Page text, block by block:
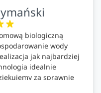
biologiczną
wody
jak najbardziej
idealnie
za sprawnie
Polecam!